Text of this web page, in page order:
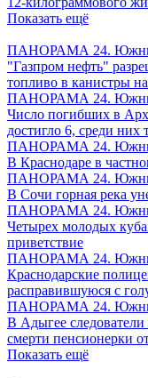
Показать ещё
ПАНОРАМА 24.
"Газпром нефть"
топливо в канистры
ПАНОРАМА 24.
Число погибших в
достигло 6, среди них
ПАНОРАМА 24.
В Краснодаре в
ПАНОРАМА 24.
В Сочи горная река
ПАНОРАМА 24.
Четырех молодых
приветствие
ПАНОРАМА 24.
Краснодарские
расправившуюся с
ПАНОРАМА 24.
В Адыгее следователи
смерти пенсионерки
Показать ещё